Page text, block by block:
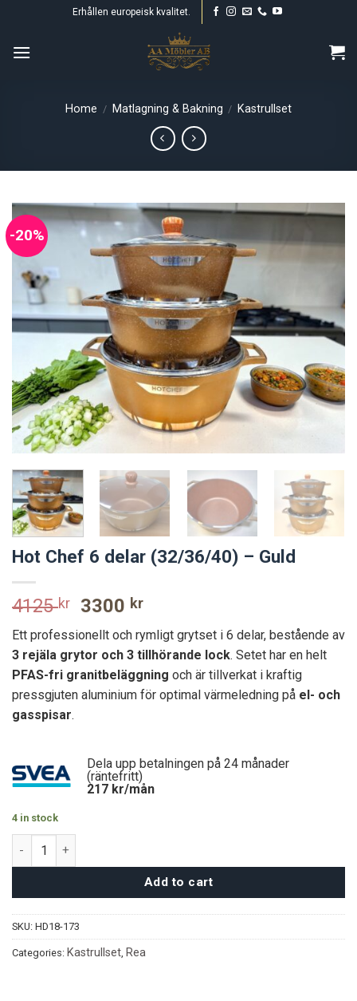
content
Erhållen europeisk kvalitet.
Home / Matlagning & Bakning / Kastrullset
-20%
Hot Chef 6 delar (32/36/40) – Guld
4125kr
Original
price
was:
4125 kr.
3300 krCurrent
price
is:
3300 kr.
Ett professionellt och rymligt grytset i 6 delar, bestående av
3 rejäla grytor och 3 tillhörande lock. Setet har en helt
PFAS-fri granitbeläggning och är tillverkat i kraftig
pressgjuten aluminium för optimal värmeledning på el- och
gasspisar.
Dela upp betalningen på 24 månader
(räntefritt)
217 kr/mån
4 in stock
Hot Chef 6 delar (32/36/40) – Guld quantity
Add to cart
SKU: HD18-173
Categories: Kastrullset, Rea